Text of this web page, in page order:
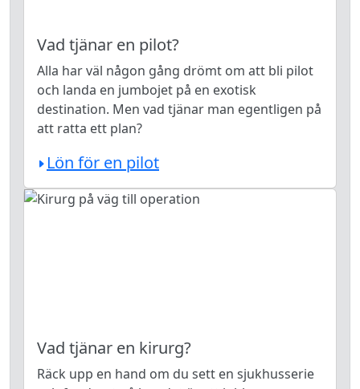
Vad tjänar en pilot?
Alla har väl någon gång drömt om att bli pilot
och landa en jumbojet på en exotisk
destination. Men vad tjänar man egentligen på
att ratta ett plan?
Lön för en pilot
Vad tjänar en kirurg?
Räck upp en hand om du sett en sjukhusserie